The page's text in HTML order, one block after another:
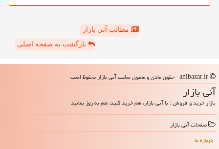
مطالب آنی بازار
بازگشت به صفحه اصلی
آنی بازار
بازار خرید و فروش : با آنی بازار، هم خرید کنید، هم به روز بمانید
صفحات آنی بازار
درباره ما